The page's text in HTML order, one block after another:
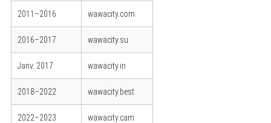
2011–2016 wawacity.com
2016–2017 wawacity.su
Janv. 2017 wawacity.in
2018–2022 wawacity.best
2022–2023 wawacity.cam